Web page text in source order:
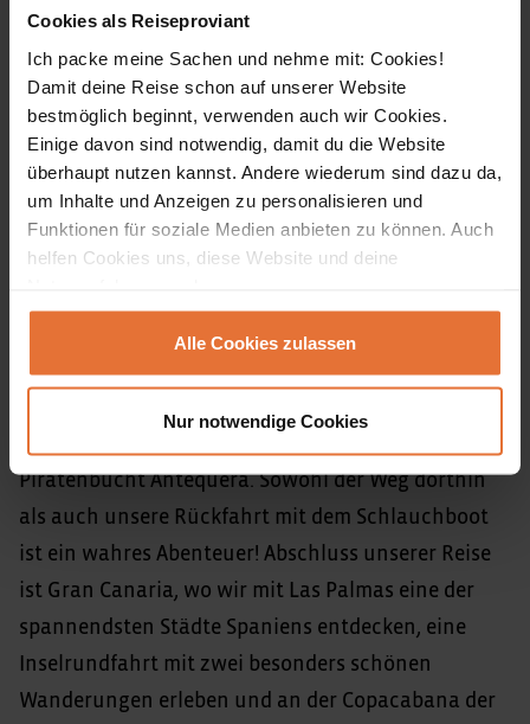
Cookies als Reiseproviant
Ich packe meine Sachen und nehme mit: Cookies!
Damit deine Reise schon auf unserer Website
bestmöglich beginnt, verwenden auch wir Cookies.
Einige davon sind notwendig, damit du die Website
überhaupt nutzen kannst. Andere wiederum sind dazu da,
um Inhalte und Anzeigen zu personalisieren und
Funktionen für soziale Medien anbieten zu können. Auch
helfen Cookies uns, diese Website und deine
Alle Cookies zulassen
Nur notwendige Cookies
von unserem idyllischen Berghotel im Dorf Vilaflor
aus das Teno-Gebirge, wandern am berühmten
Teide und durch die Weinberge mit anschließender
Einkehr in eine einheimische Bodega. Weiter geht
es mit der Insel La Gomera, die uns bei unseren
Wanderungen mit unglaublicher Natur überrascht.
feuchten Nebelwald wie in Costa Rica. Im Norden
Teneriffas erwarten uns nicht nur historische
Piratenbucht Antequera. Sowohl der Weg dorthin
als auch unsere Rückfahrt mit dem Schlauchboot
ist ein wahres Abenteuer! Abschluss unserer Reise
ist Gran Canaria, wo wir mit Las Palmas eine der
spannendsten Städte Spaniens entdecken, eine
Inselrundfahrt mit zwei besonders schönen
Wanderungen erleben und an der Copacabana der